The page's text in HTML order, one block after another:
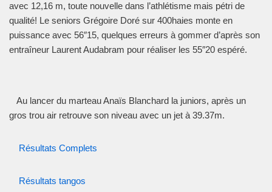
avec 12,16 m, toute nouvelle dans l’athlétisme mais pétri de
qualité! Le seniors Grégoire Doré sur 400haies monte en
puissance avec 56″15, quelques erreurs à gommer d’après son
entraîneur Laurent Audabram pour réaliser les 55″20 espéré.
Au lancer du marteau Anaïs Blanchard la juniors, après un
gros trou air retrouve son niveau avec un jet à 39.37m.
Résultats Complets
Résultats tangos